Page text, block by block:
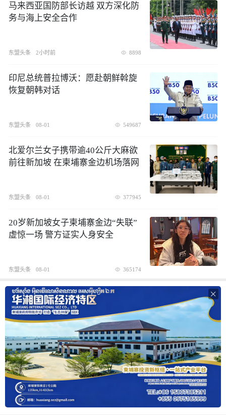
​马来西亚国防部长访越 双方深化防
务与海上安全合作
东盟头条 2小时前 8898
印尼总统普拉博沃：愿赴朝鲜斡旋
恢复朝韩对话
东盟头条 08-01 549687
北爱尔兰女子携带逾40公斤大麻欲
前往新加坡 在柬埔寨金边机场落网
东盟头条 08-01 377945
20岁新加坡女子柬埔寨金边“失联”
虚惊一场 警方证实人身安全
东盟头条 08-01 365174
